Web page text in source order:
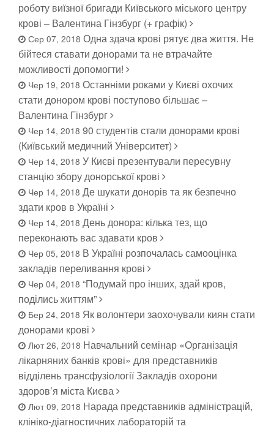
роботу виїзної бригади Київського міського центру
крові – Валентина Гінзбург (+ графік)
Сер 07, 2018 Одна здача крові рятує два життя. Не
бійтеся ставати донорами та не втрачайте
можливості допомогти!
Чер 19, 2018 Останніми роками у Києві охочих
стати донором крові поступово більшає –
Валентина Гінзбург
Чер 14, 2018 90 студентів стали донорами крові
(Київський медичний Університет)
Чер 14, 2018 У Києві презентували пересувну
станцію збору донорської крові
Чер 14, 2018 Де шукати донорів та як безпечно
здати кров в Україні
Чер 14, 2018 День донора: кілька тез, що
переконають вас здавати кров
Чер 05, 2018 В Україні розпочалась самооцінка
закладів переливання крові
Чер 04, 2018 “Подумай про інших, здай кров,
поділись життям”
Бер 24, 2018 Як волонтери заохочували киян стати
донорами крові
Лют 26, 2018 Навчальний семінар «Організація
лікарняних банків крові» для представників
відділень трансфузіології Закладів охорони
здоров’я міста Києва
Лют 09, 2018 Нарада представників адміністрацій,
клініко-діагностичних лабораторій та